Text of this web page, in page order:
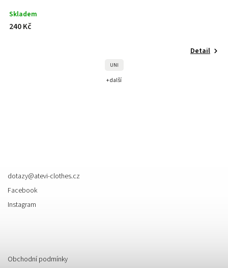
Skladem
240 Kč
Detail
UNI
+ další
dotazy@atevi-clothes.cz
Facebook
Instagram
Obchodní podmínky